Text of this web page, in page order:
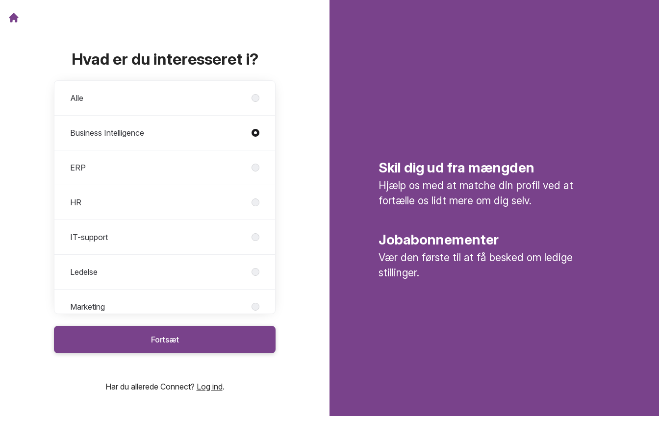
Hvad er du interesseret i?
Alle
Business Intelligence
ERP
HR
IT-support
Ledelse
Marketing
Fortsæt
Har du allerede Connect? Log ind.
Skil dig ud fra mængden
Hjælp os med at matche din profil ved at
fortælle os lidt mere om dig selv.
Jobabonnementer
Vær den første til at få besked om ledige
stillinger.